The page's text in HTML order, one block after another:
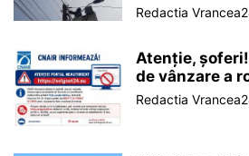
Redactia
Atenție,
de vânzare a
Redactia